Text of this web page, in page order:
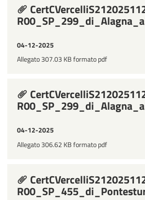
04-12-2025
Allegato 307.03 KB formato pdf
04-12-2025
Allegato 306.62 KB formato pdf